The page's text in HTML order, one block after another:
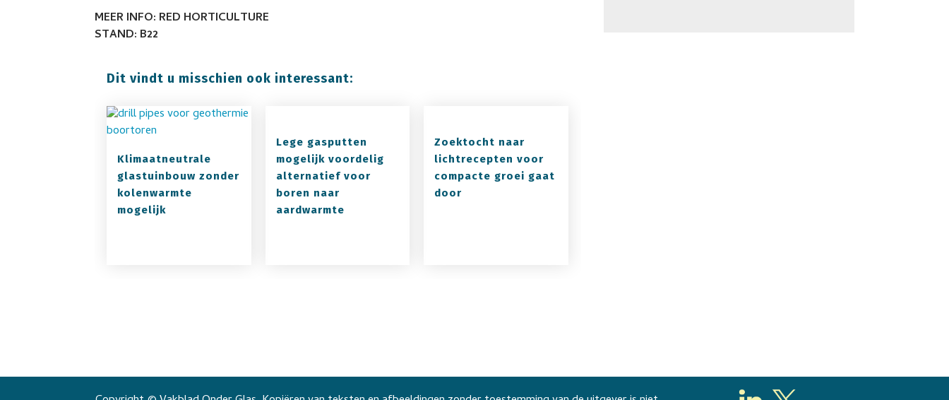
MEER INFO: RED HORTICULTURE
STAND: B22
Dit vindt u misschien ook interessant:
Klimaatneutrale
glastuinbouw zonder
kolenwarmte
mogelijk
Lege gasputten
mogelijk voordelig
alternatief voor
boren naar
aardwarmte
Zoektocht naar
lichtrecepten voor
compacte groei gaat
door